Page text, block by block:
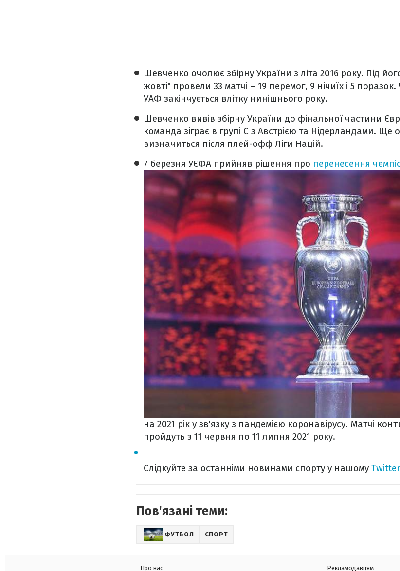
Шевченко очолює збірну України з літа 2016 року. Під
жовті" провели 33 матчі – 19 перемог, 9 нічиїх і 5
УАФ закінчується влітку нинішнього року.
Шевченко вивів збірну України до фінальної частини
команда зіграє в групі С з Австрією та Нідерландами. Ще
визначиться після плей-офф Ліги Націй.
7 березня УЄФА прийняв рішення про перенесення
на 2021 рік у зв'язку з пандемією коронавірусу. Матчі
пройдуть з 11 червня по 11 липня 2021 року.
Слідкуйте за останніми новинами спорту у нашому Twitter
Пов'язані теми:
ФУТБОЛ СПОРТ
Про нас
Рекламодавцям